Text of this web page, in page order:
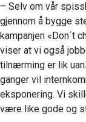
– Selv om vår
gjennom å bygge
kampanjen «Don´t
viser at vi også
tilnærming er lik
ganger vil
eksponering. Vi
være like gode og